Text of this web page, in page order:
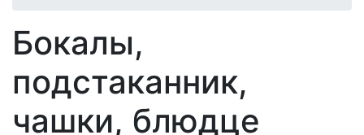
Бокалы,
подстаканник,
чашки, блюдце